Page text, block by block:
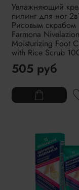
Увлажняющий
пилинг для ног
Рисовым скрабом
Farmona
Moisturizing Foot
with Rice Scrub
505 руб